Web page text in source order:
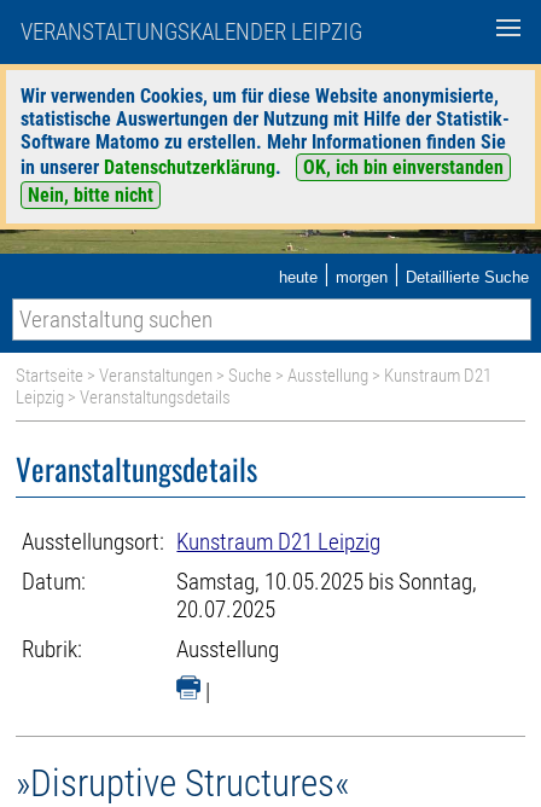
VERANSTALTUNGSKALENDER LEIPZIG
Wir verwenden Cookies, um für diese Website anonymisierte,
statistische Auswertungen der Nutzung mit Hilfe der Statistik-
Software Matomo zu erstellen. Mehr Informationen finden Sie
in unserer Datenschutzerklärung.
OK, ich bin einverstanden
Nein, bitte nicht
heute | morgen | Detaillierte Suche
Startseite >Veranstaltungen > Suche >Ausstellung > Kunstraum D21
Leipzig > Veranstaltungsdetails
Veranstaltungsdetails
Ausstellungsort: Kunstraum D21 Leipzig
Datum:
Samstag, 10.05.2025 bis Sonntag,
20.07.2025
Rubrik:
Ausstellung
|
»Disruptive Structures«